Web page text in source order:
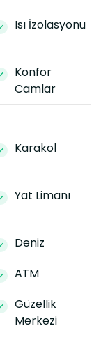
Isı İzolasyonu
Konfor
Camlar
Karakol
Yat Limanı
Deniz
ATM
Güzellik
Merkezi